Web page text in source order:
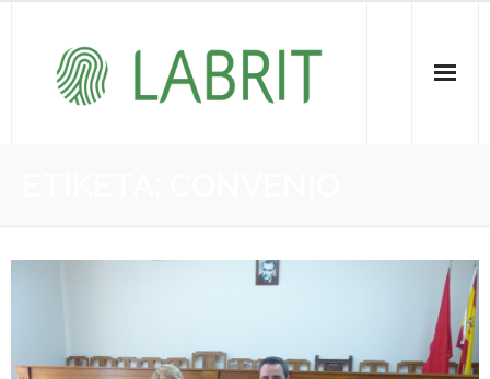
- KOI-aren bilketa | Recopilación del PCI
- LABRIT